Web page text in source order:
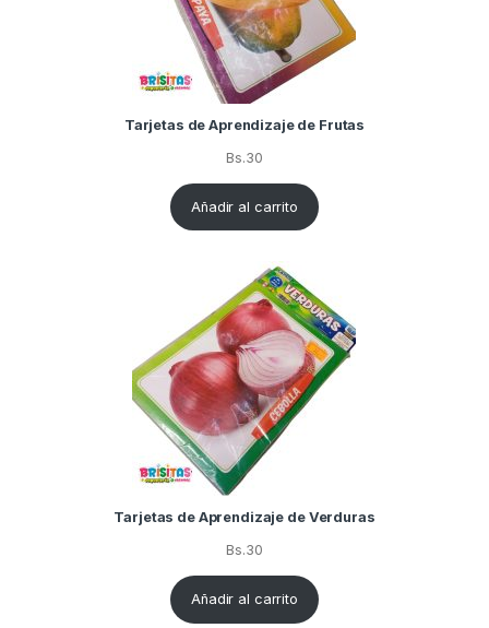
Tarjetas de Aprendizaje de Frutas
Bs.30
Añadir al carrito
Tarjetas de Aprendizaje de Verduras
Bs.30
Añadir al carrito